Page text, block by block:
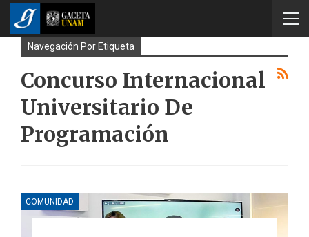
Navegación Por Etiqueta
Concurso Internacional
Universitario De
Programación
COMUNIDAD